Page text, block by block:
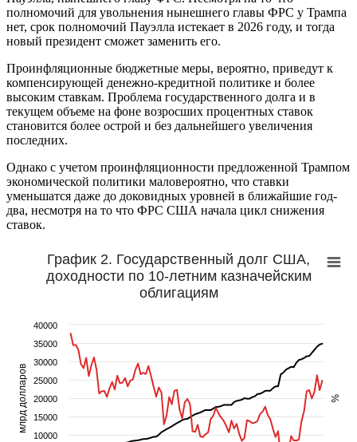
полномочий для увольнения нынешнего главы ФРС у Трампа
нет, срок полномочий Пауэлла истекает в 2026 году, и тогда
новый президент сможет заменить его.
Проинфляционные бюджетные меры, вероятно, приведут к
компенсирующей денежно-кредитной политике и более
высоким ставкам. Проблема государственного долга и в
текущем объеме на фоне возросших процентных ставок
становится более острой и без дальнейшего увеличения
последних.
Однако с учетом проинфляционности предложенной Трампом
экономической политики маловероятно, что ставки
уменьшатся даже до доковидных уровней в ближайшие год-
два, несмотря на то что ФРС США начала цикл снижения
ставок.
%
млрд долларов
График 2. Государственный долг США,
доходности по 10-летним казначейским
облигациям
10000
15000
20000
25000
30000
35000
40000